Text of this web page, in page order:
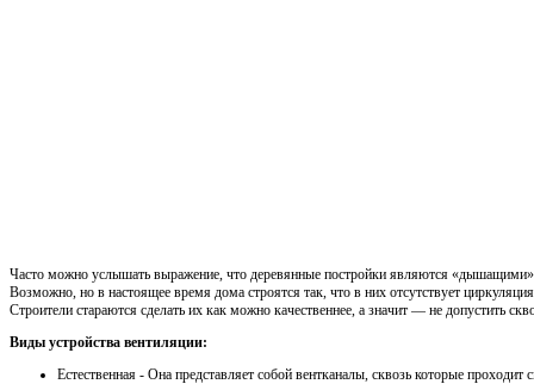
Часто можно услышать выражение, что деревянные постройки являются
Возможно, но в настоящее время дома строятся так, что в них отсутствует
Строители стараются сделать их как можно качественнее, а значит — не допустить
Виды устройства вентиляции:
Естественная - Она представляет собой вентканалы, сквозь которые